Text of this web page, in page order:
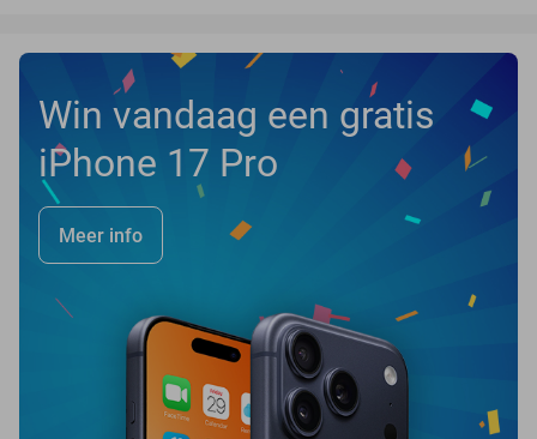
Win vandaag een gratis
iPhone 17 Pro
Meer info